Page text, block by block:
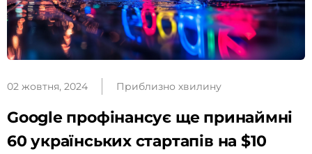
02 жовтня, 2024 Приблизно хвилину
Google профінансує ще принаймні
60 українських стартапів на $10